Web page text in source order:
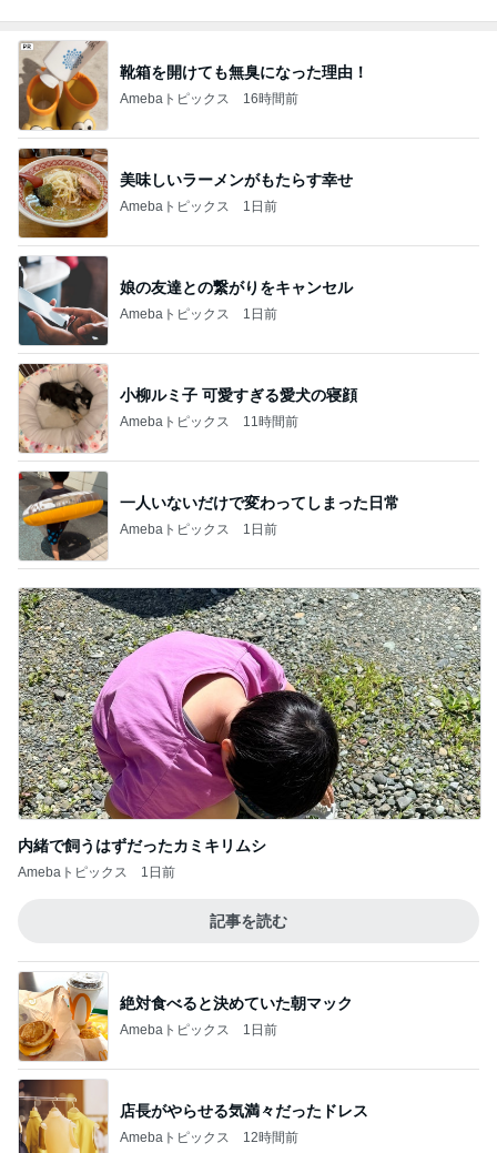
靴箱を開けても無臭になった理由！
Amebaトピックス 16時間前
美味しいラーメンがもたらす幸せ
Amebaトピックス 1日前
娘の友達との繋がりをキャンセル
Amebaトピックス 1日前
小柳ルミ子 可愛すぎる愛犬の寝顔
Amebaトピックス 11時間前
一人いないだけで変わってしまった日常
Amebaトピックス 1日前
内緒で飼うはずだったカミキリムシ
Amebaトピックス 1日前
記事を読む
絶対食べると決めていた朝マック
Amebaトピックス 1日前
店長がやらせる気満々だったドレス
Amebaトピックス 12時間前